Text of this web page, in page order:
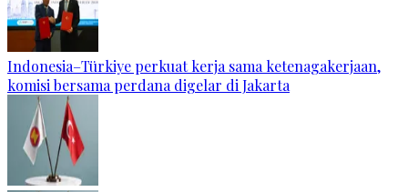
Indonesia–Türkiye perkuat kerja sama ketenagakerjaan,
komisi bersama perdana digelar di Jakarta